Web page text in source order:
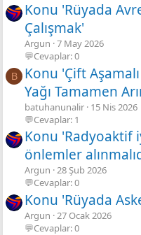
Konu 'Rüyada
Çalışmak'
Argun 7 May 2026
💬Cevaplar: 0
B
Konu 'Çift
Yağı Tamamen
batuhanunalir 15 Nis 2026
💬Cevaplar: 1
Konu 'Radyoaktif
önlemler
Argun 28 Şub 2026
💬Cevaplar: 0
Konu 'Rüyada
Argun 27 Ocak 2026
💬Cevaplar: 0